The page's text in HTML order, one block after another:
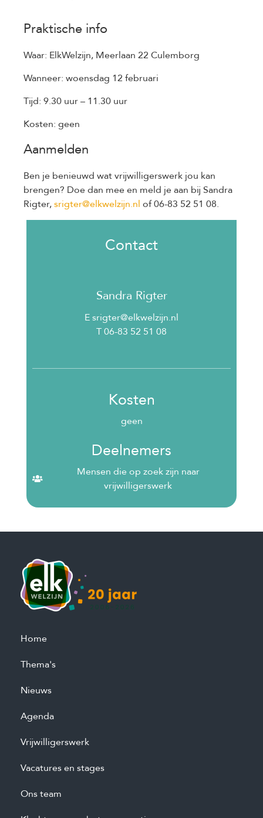
Praktische info
Waar: ElkWelzijn, Meerlaan 22 Culemborg
Wanneer: woensdag 12 februari
Tijd: 9.30 uur – 11.30 uur
Kosten: geen
Aanmelden
Ben je benieuwd wat vrijwilligerswerk jou kan
brengen? Doe dan mee en meld je aan bij Sandra
Rigter,srigter@elkwelzijn.nl of 06-83 52 51 08.
Contact
Sandra Rigter
E srigter@elkwelzijn.nl
T 06-83 52 51 08
Kosten
geen
Deelnemers
Mensen die op zoek zijn naar
vrijwilligerswerk
Home
Thema's
Nieuws
Agenda
Vrijwilligerswerk
Vacatures en stages
Ons team